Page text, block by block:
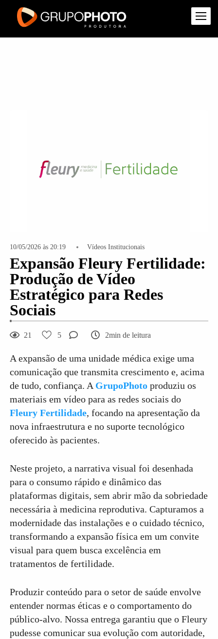
10/05/2026 às 20:19 Vídeos Institucionais
Expansão Fleury Fertilidade:
Produção de Vídeo
Estratégico para Redes
Sociais
21 5 2min de leitura
A expansão de uma unidade médica exige uma
comunicação que transmita crescimento e, acima
de tudo, confiança. A GrupoPhoto produziu os
materiais em vídeo para as redes sociais do
Fleury Fertilidade, focando na apresentação da
nova infraestrutura e no suporte tecnológico
oferecido às pacientes.
Neste projeto, a narrativa visual foi desenhada
para o consumo rápido e dinâmico das
plataformas digitais, sem abrir mão da sobriedade
necessária à medicina reprodutiva. Capturamos a
modernidade das instalações e o cuidado técnico,
transformando a expansão física em um convite
visual para quem busca excelência em
tratamentos de fertilidade.
Produzir conteúdo para o setor de saúde envolve
entender normas éticas e o comportamento do
público-alvo. Nossa entrega garantiu que o Fleury
pudesse comunicar sua evolução com autoridade,